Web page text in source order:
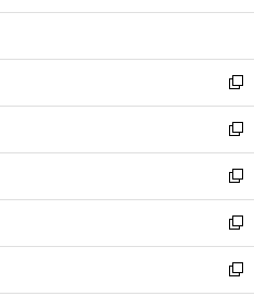
開
ウ
開
く
ン
ウ
で
開
く
ウ
ン
ド
ウ
で
開
く
新
し
い
ウ
ィ
ン
ド
ウ
で
新
し
い
ウ
ィ
ン
ド
新
し
い
ウ
ィ
新
し
い
新